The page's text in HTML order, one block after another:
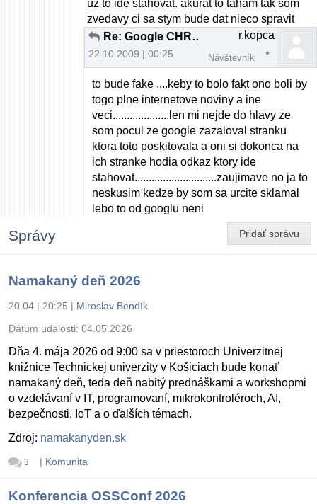
uz to ide stahovat. akurat to taham tak som
zvedavy ci sa stym bude dat nieco spravit
Re: Google CHROME OS v2.00 beta
22.10.2009 | 00:25
r.kopca
Návštevník
to bude fake ....keby to bolo fakt ono boli by
togo plne internetove noviny a ine
veci....................len mi nejde do hlavy ze
som pocul ze google zazaloval stranku
ktora toto poskitovala a oni si dokonca na
ich stranke hodia odkaz ktory ide
stahovat.............................zaujimave no ja to
neskusim kedze by som sa urcite sklamal
lebo to od googlu neni
Pridať správu
Správy
Namakaný deň 2026
20.04 | 20:25 | Miroslav Bendík
Dátum udalosti: 04.05.2026
Dňa 4. mája 2026 od 9:00 sa v priestoroch Univerzitnej
knižnice Technickej univerzity v Košiciach bude konať
namakaný deň, teda deň nabitý prednáškami a workshopmi
o vzdelávaní v IT, programovaní, mikrokontroléroch, AI,
bezpečnosti, IoT a o ďalších témach.
Zdroj: namakanyden.sk
3 | Komunita
Konferencia OSSConf 2026